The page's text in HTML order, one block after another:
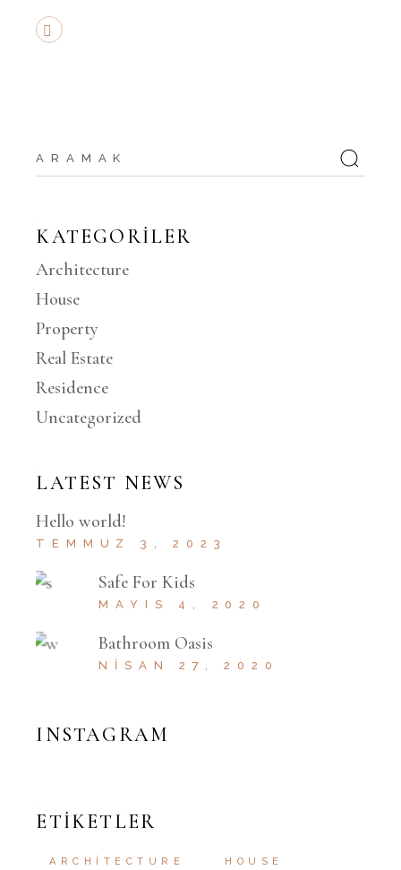
Arama:
KATEGORILER
Architecture
House
Property
Real Estate
Residence
Uncategorized
LATEST NEWS
Hello world!
TEMMUZ 3, 2023
Safe For Kids
MAYIS 4, 2020
Bathroom Oasis
NISAN 27, 2020
INSTAGRAM
ETIKETLER
ARCHITECTURE HOUSE